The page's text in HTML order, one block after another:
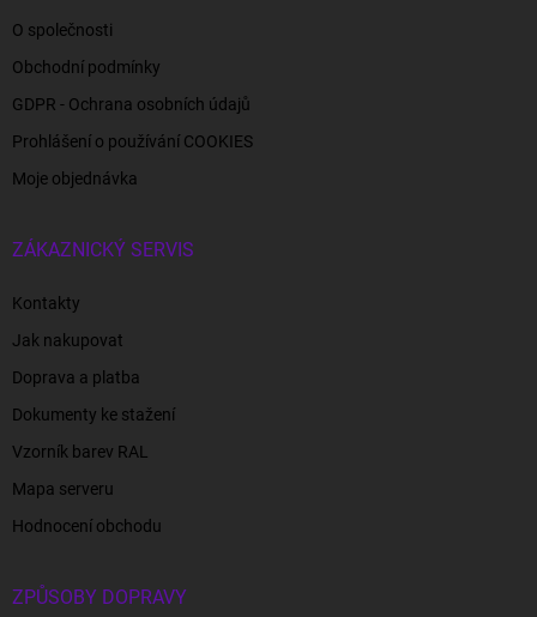
O společnosti
Obchodní podmínky
GDPR - Ochrana osobních údajů
Prohlášení o používání COOKIES
Moje objednávka
ZÁKAZNICKÝ SERVIS
Kontakty
Jak nakupovat
Doprava a platba
Dokumenty ke stažení
Vzorník barev RAL
Mapa serveru
Hodnocení obchodu
ZPŮSOBY DOPRAVY